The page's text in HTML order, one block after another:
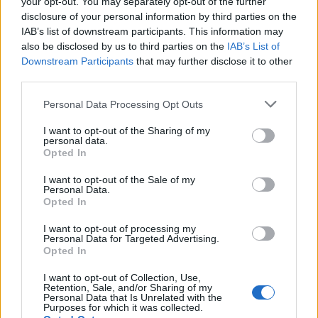
disclosure of your personal information by third parties on the
IAB’s list of downstream participants. This information may
also be disclosed by us to third parties on the IAB’s List of
Downstream Participants that may further disclose it to other
Personal Data Processing Opt Outs
I want to opt-out of the Sharing of my
personal data.
Opted In
I want to opt-out of the Sale of my
Personal Data.
Opted In
I want to opt-out of processing my
Personal Data for Targeted Advertising.
Opted In
I want to opt-out of Collection, Use,
Retention, Sale, and/or Sharing of my
Personal Data that Is Unrelated with the
Purposes for which it was collected.
V ponedeljek smo obravnavali še eno kaznivo
dejanje Nasilja v družini, kjer je moški ob stiku z
otrokom in srečanju z materjo v prepiru izgubil
živce in jo prijel za vrat. Izrekli smo mu prepoved
približevanja, podali pa bomo tudi kazensko
ovadbo za kaznivo dejanje Nasilja v družini.
Sorodno
Več iz kategorije Kronika